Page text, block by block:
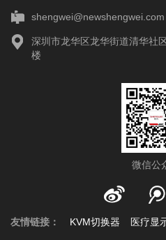
shengwei@newshengwei.com
深圳市龙华区龙华街道清华社
楼
微信公
友情链接： KVM切换器 医疗显